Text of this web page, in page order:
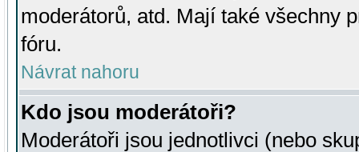
moderátorů, atd. Mají také všechny
fóru.
Návrat nahoru
Kdo jsou moderátoři?
Moderátoři jsou jednotlivci (nebo